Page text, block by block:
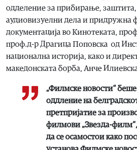
одделение за прибирање,
аудиовизуелни дела и придружна
документација во Кинотеката,
проф.д-р Драгица Поповска од
национална историја, како и
македонската борба, Анче
„Филмске новости“
оддление на
претпријатие за
филмови „Звезда-филм“,
да се осамостои како